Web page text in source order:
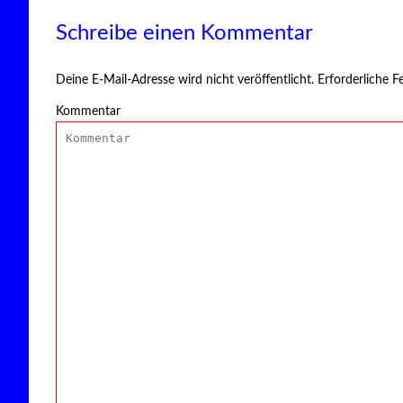
Schreibe einen Kommentar
Deine E-Mail-Adresse wird nicht veröffentlicht. Erforderliche
Kommentar